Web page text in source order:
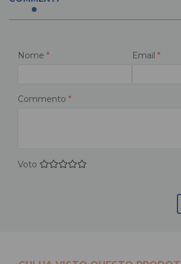
Nome * Email *
Commento *
Voto